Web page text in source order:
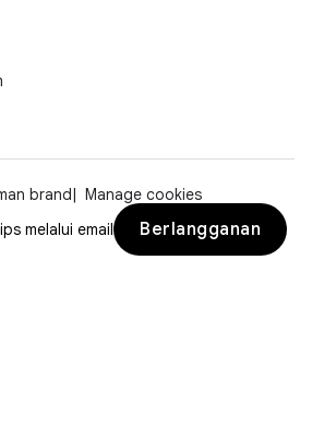
brand
Manage cookies
melalui email
Berlangganan